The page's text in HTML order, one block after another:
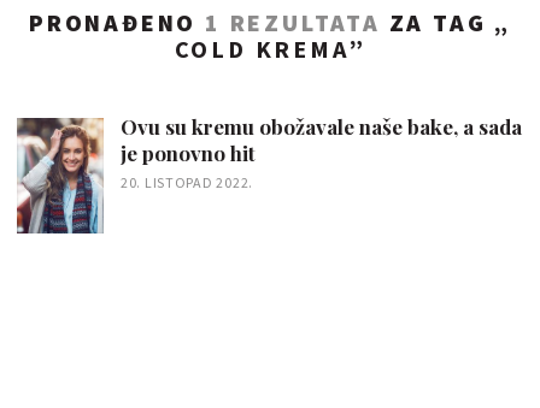
PRONAĐENO 1 REZULTATA ZA TAG „
COLD KREMA”
Ovu su kremu obožavale naše bake, a sada
je ponovno hit
20. LISTOPAD 2022.